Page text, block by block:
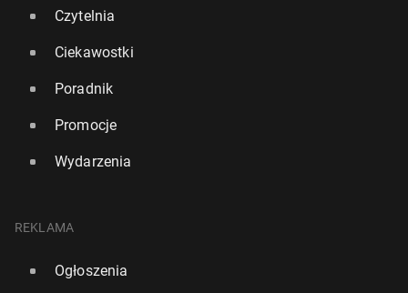
Średnio cztery psy dzien­nie w UK padają ofiarą kra­
22 maja, 14:00
Czytelnia
Ciekawostki
Poradnik
Promocje
Wydarzenia
REKLAMA
Ogłoszenia